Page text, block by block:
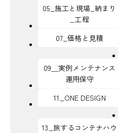
05_施工と現場_納まり
_工程
07_価格と見積
09＿実例メンテナンス
運用保守
11_ONE DESIGN
13_旅するコンテナハウ